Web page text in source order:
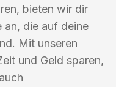
bieten wir dir
an, die auf deine
Mit unseren
und Geld sparen,